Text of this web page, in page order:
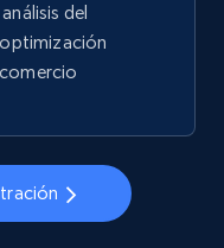
ahora
products by
Gtin,
reviews, and
del